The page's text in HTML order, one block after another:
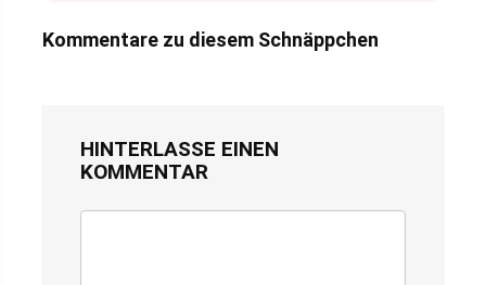
Kommentare zu diesem Schnäppchen
HINTERLASSE EINEN
KOMMENTAR